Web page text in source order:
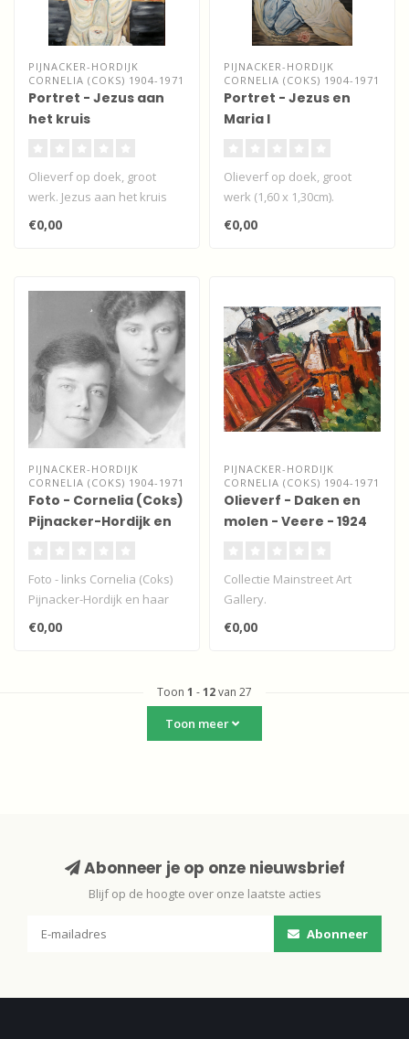
PIJNACKER-HORDIJK
CORNELIA (COKS) 1904-1971
Portret - Jezus aan
het kruis
Olieverf op doek, groot
werk. Jezus aan het kruis
met doornkroon...
€0,00
PIJNACKER-HORDIJK
CORNELIA (COKS) 1904-1971
Portret - Jezus en
Maria I
Olieverf op doek, groot
werk (1,60 x 1,30cm).
Bijgaande de voorstudies...
€0,00
PIJNACKER-HORDIJK
CORNELIA (COKS) 1904-1971
Foto - Cornelia (Coks)
Pijnacker-Hordijk en
Foto - links Cornelia (Coks)
Pijnacker-Hordijk en haar
zus (detail). Beeldbank A..
€0,00
PIJNACKER-HORDIJK
CORNELIA (COKS) 1904-1971
Olieverf - Daken en
molen - Veere - 1924
Collectie Mainstreet Art
Gallery.
Expressionistisch
olieverfwerk niet
€0,00
Toon 1 -12van 27
Toon meer
Abonneer je op onze nieuwsbrief
Blijf op de hoogte over onze laatste acties
Abonneer